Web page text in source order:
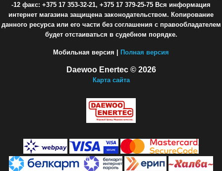
-12 факс: +375 17 353-32-21, +375 17 379-25-75 Вся информация
интернет магазина защищена законодательством. Копирование
данного ресурса или его части без соглашения с правообладателем
будет отстаиваться в судебном порядке.
Мобильная версия | Полная версия
Daewoo Enertec © 2026
Карта сайта